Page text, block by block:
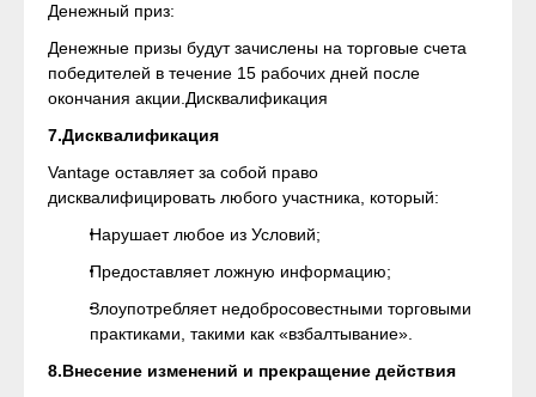
Денежный приз:
Денежные призы будут зачислены на торговые счета
победителей в течение 15 рабочих дней после
окончания акции.Дисквалификация
7.Дисквалификация
Vantage оставляет за собой право
дисквалифицировать любого участника, который:
Нарушает любое из Условий;
Предоставляет ложную информацию;
Злоупотребляет недобросовестными торговыми
практиками, такими как «взбалтывание».
8.Внесение изменений и прекращение действия